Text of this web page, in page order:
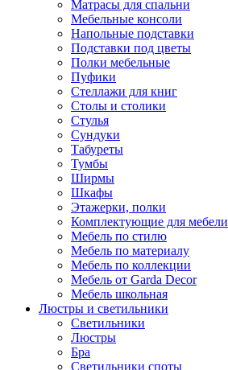
Матрасы для спальни
Мебельные консоли
Напольные подставки
Подставки под цветы
Полки мебельные
Пуфики
Стеллажи для книг
Столы и столики
Стулья
Сундуки
Табуреты
Тумбы
Ширмы
Шкафы
Этажерки, полки
Комплектующие для мебели
Мебель по стилю
Мебель по материалу
Мебель по коллекции
Мебель от Garda Decor
Мебель школьная
Люстры и светильники
Светильники
Люстры
Бра
Светильники споты